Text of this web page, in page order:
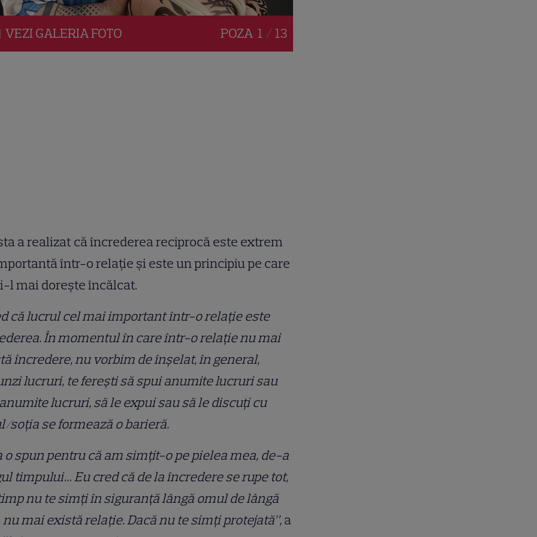
VEZI GALERIAFOTO POZA 1 / 13
a realizat că încrederea reciprocă este extrem
într-o relație și este un principiu pe care
l mai dorește încălcat.
că lucrul cel mai important într-o relație este
În momentul în care într-o relație nu mai
încredere, nu vorbim de înșelat, în general,
lucruri, te ferești să spui anumite lucruri sau
lucruri, să le expui sau să le discuți cu
soția se formează o barieră.
o spun pentru că am simțit-o pe pielea mea, de-a
timpului… Eu cred că de la încredere se rupe tot,
nu te simți în siguranță lângă omul de lângă
nu mai există relație. Dacă nu te simți protejată”,a